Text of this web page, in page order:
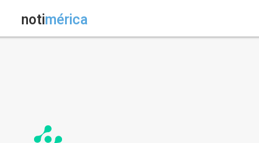
notimérica